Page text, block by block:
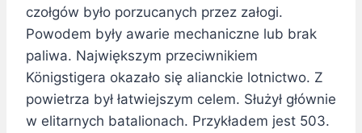
czołgów było porzucanych przez załogi.
Powodem były awarie mechaniczne lub brak
paliwa. Największym przeciwnikiem
Königstigera okazało się alianckie lotnictwo. Z
powietrza był łatwiejszym celem. Służył głównie
w elitarnych batalionach. Przykładem jest 503.